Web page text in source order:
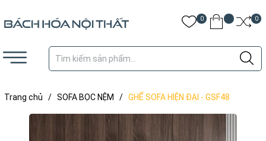
0 0
Trang chủ / SOFA BỌC NỆM / GHẾ SOFA HIỆN ĐẠI - GSF48